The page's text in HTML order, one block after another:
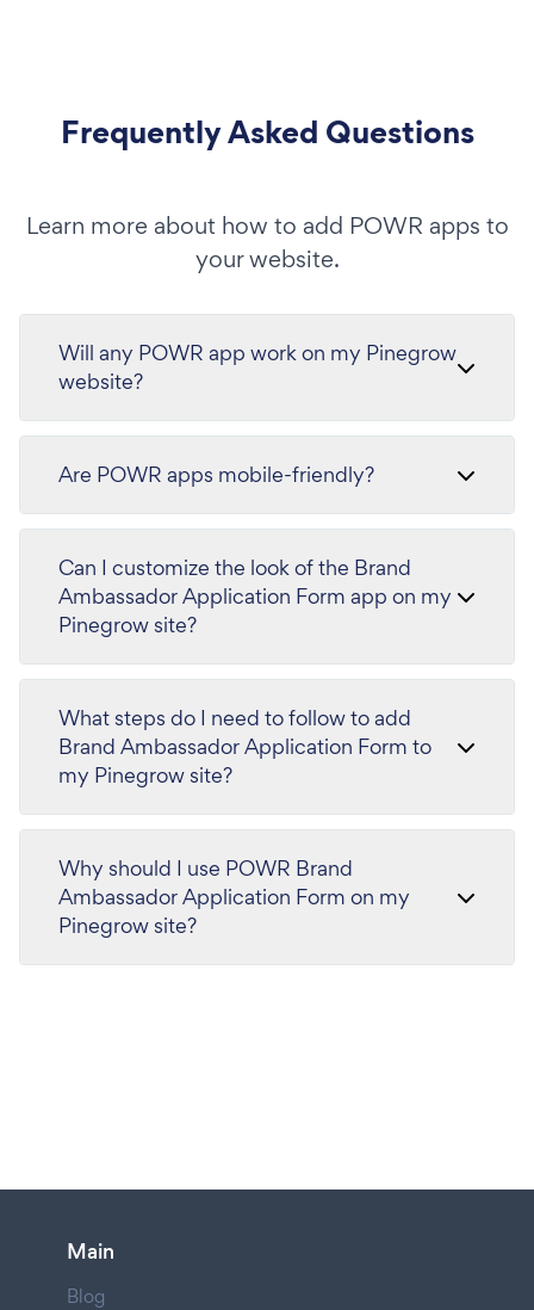
Frequently Asked Questions
Learn more about how to add POWR apps to
your website.
Will any POWR app work on my Pinegrow
website?
Are POWR apps mobile-friendly?
Can I customize the look of the Brand
Ambassador Application Form app on my
Pinegrow site?
What steps do I need to follow to add
Brand Ambassador Application Form to
my Pinegrow site?
Why should I use POWR Brand
Ambassador Application Form on my
Pinegrow site?
Main
Blog